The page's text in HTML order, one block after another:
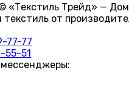
«Текстиль Трейд» —
текстиль от
77-77
55-51